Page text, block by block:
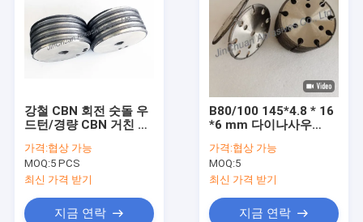
강철 CBN 회전 숫돌 우
드턴/경량 CBN 거친 바
가격:협상 가능
MOQ:5 PCS
최신 가격 받기
지금 연락
B80/100 145*4.8 * 16
*6 mm 다이나사우
카롭게 만드는 톱니
가격:협상 가능
MOQ:5
최신 가격 받기
지금 연락